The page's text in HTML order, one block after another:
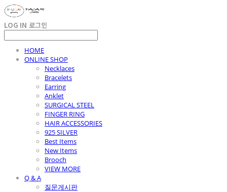
LOG IN 로그인
HOME
ONLINE SHOP
Necklaces
Bracelets
Earring
Anklet
SURGICAL STEEL
FINGER RING
HAIR ACCESSORIES
925 SILVER
Best Items
New Items
Brooch
VIEW MORE
Q & A
질문게시판